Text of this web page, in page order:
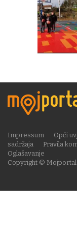
Copyright © Mojportal
Impressum Opći
sadržaja
Pravila
Oglašavanje